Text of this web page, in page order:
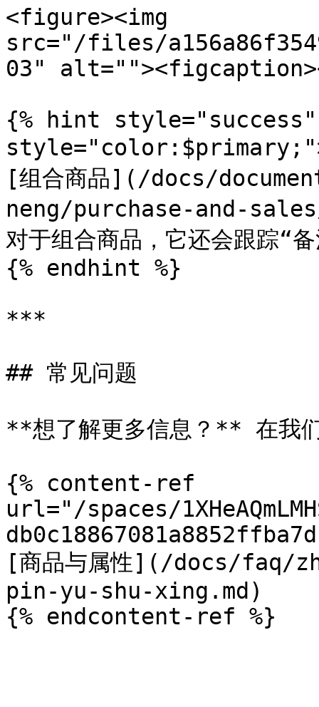
<figure><img
src="/files/
03"
{% hint style="success"
[组合商品](/docs/
neng/purchase-and-
对于组合商品，它还会跟踪“
{% endhint %}
***
## 常见问题
**想了解更多信息？** 在我
{% content-ref
url="/spaces/
[商品与属性](/docs/
pin-yu-shu-xing.md)